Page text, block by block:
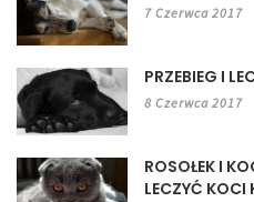
7 Czerwca 2017
PRZEBIEG I
8 Czerwca 2017
ROSOŁEK I
LECZYĆ KOCI